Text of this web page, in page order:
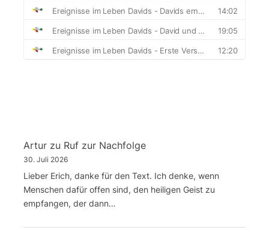
Artur zu Ruf zur Nachfolge
30. Juli 2026
Lieber Erich, danke für den Text. Ich denke, wenn
Menschen dafür offen sind, den heiligen Geist zu
empfangen, der dann…